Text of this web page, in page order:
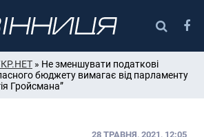
» Не зменшувати податкові
бюджету вимагає від парламенту
Гройсмана”
28 ТРАВНЯ, 2021, 12:05